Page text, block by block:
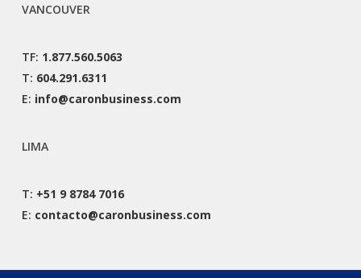
VANCOUVER
TF: 1.877.560.5063
T: 604.291.6311
E: info@caronbusiness.com
LIMA
T: +51 9 8784 7016
E: contacto@caronbusiness.com